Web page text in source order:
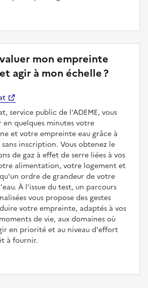
mon empreinte
agir à mon échelle ?
service public de l'ADEME, vous
quelques minutes votre
et votre empreinte eau grâce à
inscription. Vous obtenez le
de gaz à effet de serre liées à vos
alimentation, votre logement et
ordre de grandeur de votre
À l'issue du test, un parcours
vous propose des gestes
votre empreinte, adaptés à vos
de vie, aux domaines où
en priorité et au niveau d'effort
à fournir.